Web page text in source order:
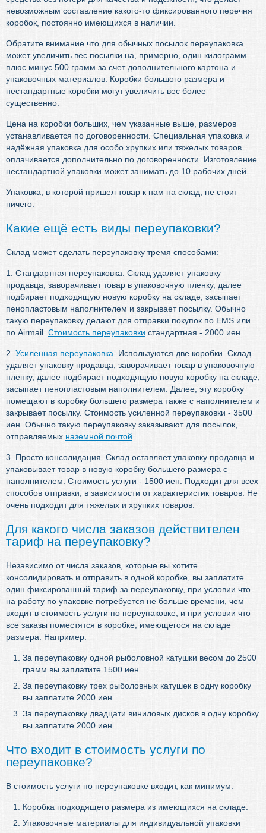
невозможным составление какого-то фиксированного перечня
коробок, постоянно имеющихся в наличии.
Обратите внимание что для обычных посылок переупаковка
может увеличить вес посылки на, примерно, один килограмм
плюс минус 500 грамм за счет дополнительного картона и
упаковочных материалов. Коробки большого размера и
нестандартные коробки могут увеличить вес более
существенно.
Цена на коробки больших, чем указанные выше, размеров
устанавливается по договоренности. Специальная упаковка и
надёжная упаковка для особо хрупких или тяжелых товаров
оплачивается дополнительно по договоренности. Изготовление
нестандартной упаковки может занимать до 10 рабочих дней.
Упаковка, в которой пришел товар к нам на склад, не стоит
ничего.
Какие ещё есть виды переупаковки?
Склад может сделать переупаковку тремя способами:
1. Стандартная переупаковка. Склад удаляет упаковку
продавца, заворачивает товар в упаковочную пленку, далее
подбирает подходящую новую коробку на складе, засыпает
пенопластовым наполнителем и закрывает посылку. Обычно
такую переупаковку делают для отправки покупок по EMS или
по Airmail. Стоимость переупаковки стандартная - 2000 иен.
2. Усиленная переупаковка.
Используются две коробки. Склад
удаляет упаковку продавца, заворачивает товар в упаковочную
пленку, далее подбирает подходящую новую коробку на складе,
засыпает пенопластовым наполнителем. Далее, эту коробку
помещают в коробку большего размера также с наполнителем и
закрывает посылку. Стоимость усиленной переупаковки - 3500
иен. Обычно такую переупаковку заказывают для посылок,
отправляемых наземной почтой
3. Просто консолидация. Склад оставляет упаковку продавца и
упаковывает товар в новую коробку большего размера с
наполнителем. Стоимость услуги - 1500 иен. Подходит для всех
способов отправки, в зависимости от характеристик товаров. Не
очень подходит для тяжелых и хрупких товаров.
Для какого числа заказов действителен
тариф на переупаковку?
Независимо от числа заказов, которые вы хотите
консолидировать и отправить в одной коробке, вы заплатите
один фиксированный тариф за переупаковку, при условии что
на работу по упаковке потребуется не больше времени, чем
входит в стоимость услуги по переупаковке, и при условии что
все заказы поместятся в коробке, имеющегося на складе
размера. Например:
За переупаковку одной рыболовной катушки весом до 2500
грамм вы заплатите 1500 иен.
За переупаковку трех рыболовных катушек в одну коробку
вы заплатите 2000 иен.
За переупаковку двадцати виниловых дисков в одну коробку
вы заплатите 2000 иен.
Что входит в стоимость услуги по
переупаковке?
В стоимость услуги по переупаковке входит, как минимум:
Коробка подходящего размера из имеющихся на складе.
Упаковочные материалы для индивидуальной упаковки